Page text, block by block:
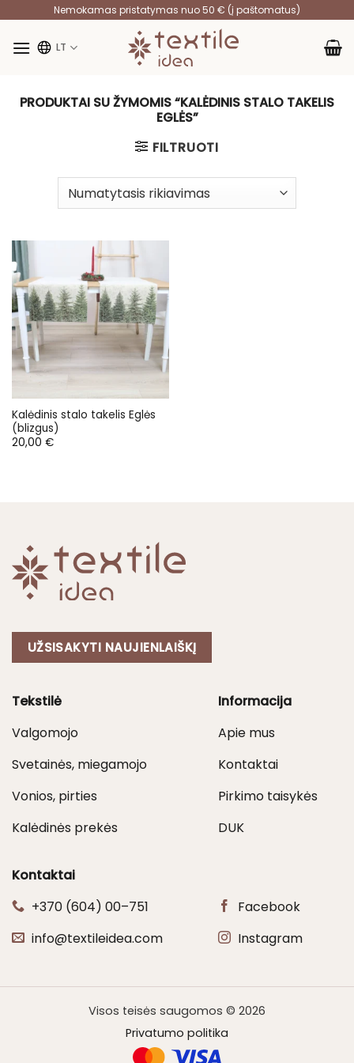
content
Nemokamas pristatymas nuo 50 € (į paštomatus)
LT
PRODUKTAI SU ŽYMOMIS “KALĖDINIS STALO TAKELIS
EGLĖS”
FILTRUOTI
Kalėdinis stalo takelis Eglės
(blizgus)
20,00 €
UŽSISAKYTI NAUJIENLAIŠKĮ
Tekstilė
Valgomojo
Svetainės, miegamojo
Vonios, pirties
Kalėdinės prekės
Informacija
Apie mus
Kontaktai
Pirkimo taisykės
DUK
Kontaktai
+370 (604) 00–751
info@textileidea.com
Facebook
Instagram
Visos teisės saugomos © 2026
Privatumo politika